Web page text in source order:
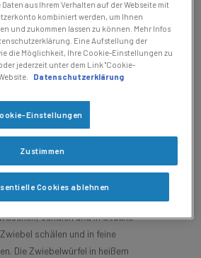
schälen und in Stücke
schälen und in feine
Die Zwiebelwürfel in heißem
aus Ihrem Verhalten auf der Webseite mit
kombiniert werden, um Ihnen
und zukommen lassen zu können. Mehr Infos
Eine Aufstellung der
die Möglichkeit, Ihre Cookie-Einstellungen zu
jederzeit unter dem Link "Cookie-
Datenschutzerklärung
Einstellungen
Cookies ablehnen
Zustimmen